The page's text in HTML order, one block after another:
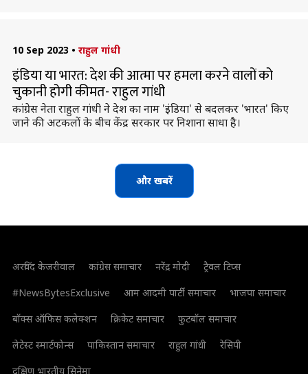
10 Sep 2023 • राहुल गांधी
इंडिया या भारत: देश की आत्मा पर हमला करने वालों को
चुकानी होगी कीमत- राहुल गांधी
कांग्रेस नेता राहुल गांधी ने देश का नाम 'इंडिया' से बदलकर 'भारत' किए
जाने की अटकलों के बीच केंद्र सरकार पर निशाना साधा है।
और खबरें
अरविंद केजरीवाल कांग्रेस समाचार नरेंद्र मोदी
ट्रैवल टिप्स
#NewsBytesExclusive
आम आदमी पार्टी समाचार
भाजपा समाचार
बॉक्स ऑफिस कलेक्शन
क्रिकेट समाचार
फुटबॉल समाचार
लेटेस्ट स्मार्टफोन्स
पाकिस्तान समाचार राहुल गांधी
रेसिपी
दक्षिण भारतीय सिनेमा